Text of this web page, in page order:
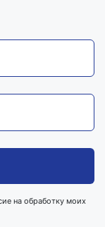
на обработку моих